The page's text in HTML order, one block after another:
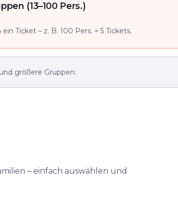
(13–100 Pers.)
Ticket – z. B. 100 Pers. = 5 Tickets.
größere Gruppen:
– einfach auswählen und